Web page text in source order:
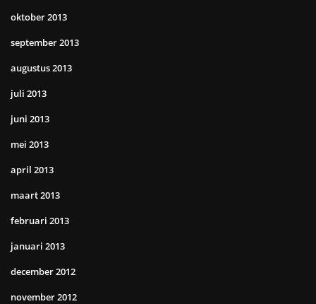
oktober 2013
september 2013
augustus 2013
juli 2013
juni 2013
mei 2013
april 2013
maart 2013
februari 2013
januari 2013
december 2012
november 2012